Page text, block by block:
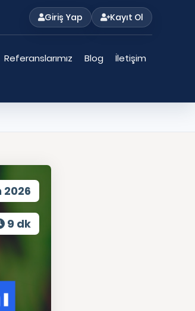
Giriş Yap Kayıt Ol
Referanslarımız Blog İletişim
2026
9 dk